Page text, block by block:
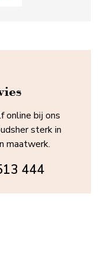
online bij ons
sterk in
maatwerk.
444